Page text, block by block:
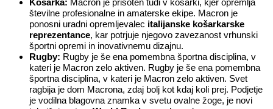
številne profesionalne in amaterske ekipe. Macron je
ponosni uradni opremljevalec italijanske košarkarske
reprezentance, kar potrjuje njegovo zavezanost vrhunski
športni opremi in inovativnemu dizajnu.
Rugby: Rugby je še ena pomembna športna disciplina, v
kateri je Macron zelo aktiven. Rugby je še ena pomembna
športna disciplina, v kateri je Macron zelo aktiven. Svet
ragbija je dom Macrona, zdaj bolj kot kdaj koli prej. Podjetje
je vodilna blagovna znamka v svetu ovalne žoge, je novi